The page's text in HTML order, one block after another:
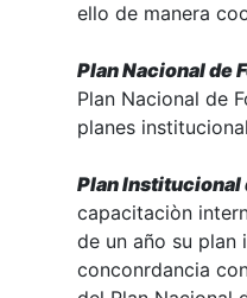
ello de manera
Plan Nacional de
Plan Nacional de
planes
Plan Institucional
capacitaciòn
de un año su plan
conconrdancia